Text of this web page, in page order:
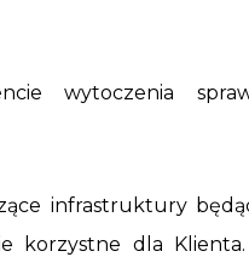
wytoczenia
infrastruktury
korzystne dla